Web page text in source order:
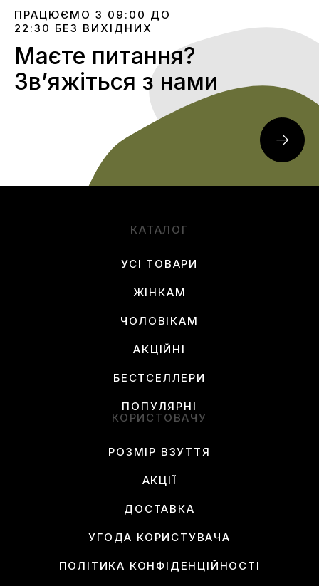
ПРАЦЮЄМО З 09:00 ДО
22:30 БЕЗ ВИХІДНИХ
Маєте питання?
Звʼяжіться з нами
КАТАЛОГ
УСІ ТОВАРИ
ЖІНКАМ
ЧОЛОВІКАМ
АКЦІЙНІ
БЕСТСЕЛЛЕРИ
ПОПУЛЯРНІ
КОРИСТОВАЧУ
РОЗМІР ВЗУТТЯ
АКЦІЇ
ДОСТАВКА
УГОДА КОРИСТУВАЧА
ПОЛІТИКА КОНФІДЕНЦІЙНОСТІ